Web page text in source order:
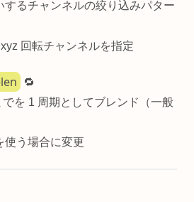
するチャンネルの絞り込みパター
回転チャンネルを指定
🔁
を 1 周期としてブレンド（一般
使う場合に変更